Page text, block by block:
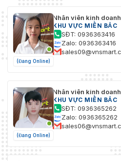
(Đang Online)
Nhân viên kinh
KHU VỰC MIỀN BẮC
SĐT: 0936363416
Zalo: 0936363416
(Đang Online)
Nhân viên kinh
KHU VỰC MIỀN BẮC
SĐT: 0936365262
Zalo: 0936365262